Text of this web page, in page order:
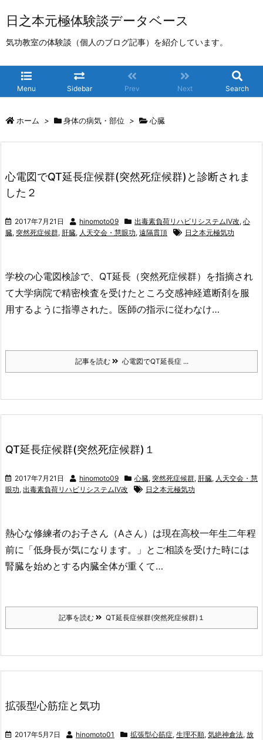
日之本元極体験談データベース
気功教室の体験談（個人のブログ記事）を紹介しています。
Menu Sidebar Prev Next Search
ホーム > 身体の病気・部位 > 心臓
心電図でQT延長症候群(突然死症候群)と診断されま
した２
2017年7月21日 hinomoto09 出毒素負荷リハビリシステムⅣ改, 心
臓, 突然死症候群, 肝臓, 人天交会・慧眼功, 遠隔貫頂 日之本元極気功
学校の心電図検診で、QT延長（突然死症候群）を指摘され
て大学病院で精密検査を受けたところ交感神経遮断剤を服
用するように指導された。医師の指示に従わなけ…
記事を読む 心電図でQT延長症 ...
QT延長症候群(突然死症候群)１
2017年7月21日 hinomoto09 心臓, 突然死症候群, 肝臓, 人天交会・慧
眼功, 出毒素負荷リハビリシステムⅣ改 日之本元極気功
熱心な修練者のお子さん（Aさん）は現在高校一年生二年程
前に「低身長が気になります。」とご相談を受けた時には
腎臓を始めとする内臓全体が重くて…
記事を読む QT延長症候群(突然死症候群)１
拡張型心筋症と気功
2017年5月7日 hinomoto01 拡張型心筋症, 生理不順, 気絶神倉法, 放